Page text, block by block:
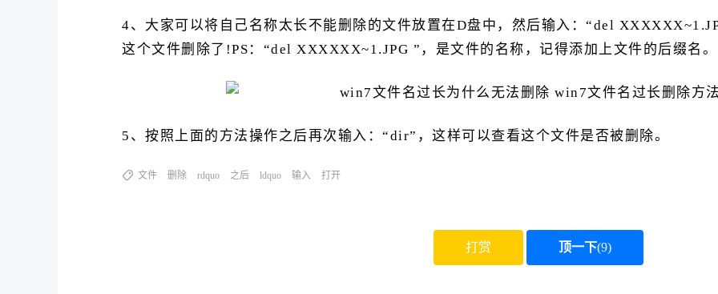
4、大家可以将自己名称太长不能删除的文件放置在D盘中，然后输入：“del
这个文件删除了!PS：“del XXXXXX~1.JPG ”，是文件的名称，记得添加上文件的后缀名。
5、按照上面的方法操作之后再次输入：“dir”，这样可以查看这个文件是否被删除。
文件 删除 rdquo 之后 ldquo 输入 打开
打赏 顶一下(9)